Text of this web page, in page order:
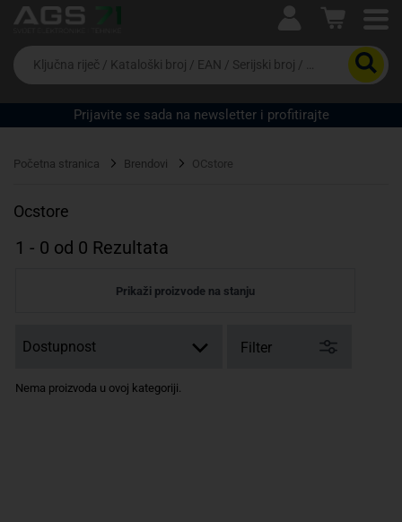
Ova postavka prilagođava asortiman proizvoda i
cijene vašim potrebama.
Da
biste
potražili
proizvod,
unesite
riječ,
EAN
serijski
Prijavite se sada na newsletter i profitirajte
Početna stranica Brendovi OCstore
Ocstore
1 - 0 od 0 Rezultata
Prikaži proizvode na stanju
Filter
Nema proizvoda u ovoj kategoriji.